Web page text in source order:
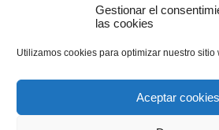
Gestionar el
las cookies
Utilizamos cookies para optimizar nuestro sitio
Aceptar cookies
Teléfono: 676 342844
Tierra para cubrir derechos